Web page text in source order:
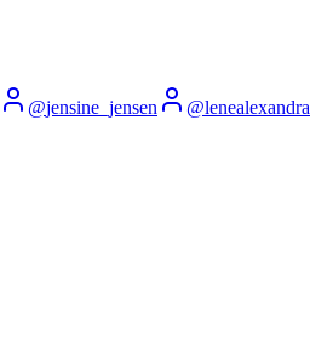
@jensine_jensen @lenealexandra